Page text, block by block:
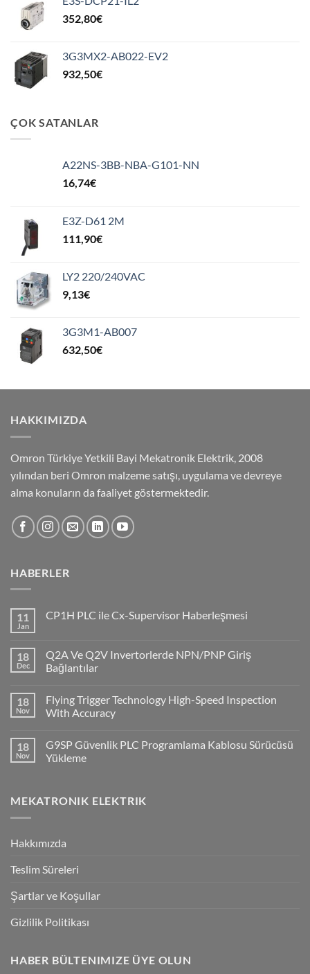
352,80€
3G3MX2-AB022-EV2
932,50€
ÇOK SATANLAR
A22NS-3BB-NBA-G101-NN
16,74€
E3Z-D61 2M
111,90€
LY2 220/240VAC
9,13€
3G3M1-AB007
632,50€
HAKKIMIZDA
Omron Türkiye Yetkili Bayi Mekatronik Elektrik, 2008
yılından beri Omron malzeme satışı, uygulama ve devreye
alma konuların da faaliyet göstermektedir.
HABERLER
11
Jan
CP1H PLC ile Cx-Supervisor Haberleşmesi
CP1H
PLC
ile
Haberleşmesi
18
Dec
Q2A Ve Q2V Invertorlerde NPN/PNP Giriş
Bağlantılar
on
Q2A
Ve
NPN/PNP
Giriş
Bağlantılar
18
Nov
Flying Trigger Technology High-Speed Inspection
With Accuracy
on
Flying
Trigger
Inspection
With
18
Nov
G9SP Güvenlik PLC Programlama Kablosu Sürücüsü
Yükleme
G9SP
Güvenlik
Sürücüsü
MEKATRONIK ELEKTRIK
Hakkımızda
Teslim Süreleri
Şartlar ve Koşullar
Gizlilik Politikası
HABER BÜLTENIMIZE ÜYE OLUN